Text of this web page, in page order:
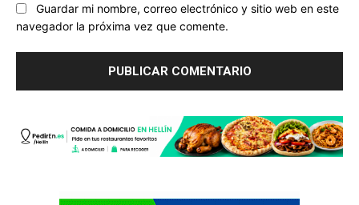
Guardar mi nombre, correo electrónico y sitio web en este
navegador la próxima vez que comente.